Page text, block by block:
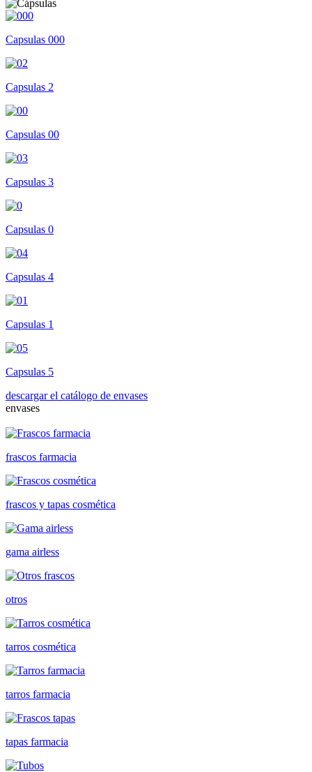
Capsulas 000
Capsulas 2
Capsulas 00
Capsulas 3
Capsulas 0
Capsulas 4
Capsulas 1
Capsulas 5
descargar el catálogo de envases
envases
frascos farmacia
frascos y tapas cosmética
gama airless
otros
tarros cosmética
tarros farmacia
tapas farmacia